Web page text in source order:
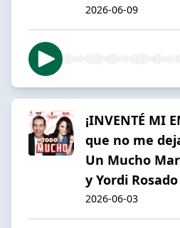
2026-06-09
¡INVENTÉ MI
que no me
Un Mucho
y Yordi Rosado
2026-06-03